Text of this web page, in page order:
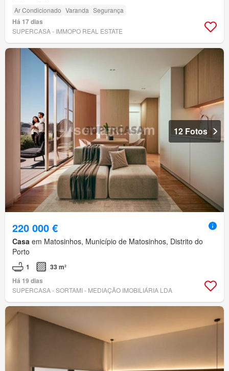
Ar Condicionado Varanda Segurança
Há 17 dias
SUPERCASA - IMMOPO REAL ESTATE
12 Fotos
220 000 €
Casa em Matosinhos, Município de Matosinhos, Distrito do
Porto
1
33 m²
Há 19 dias
SUPERCASA - SORTAMI - MEDIAÇÃO IMOBILIÁRIA LDA